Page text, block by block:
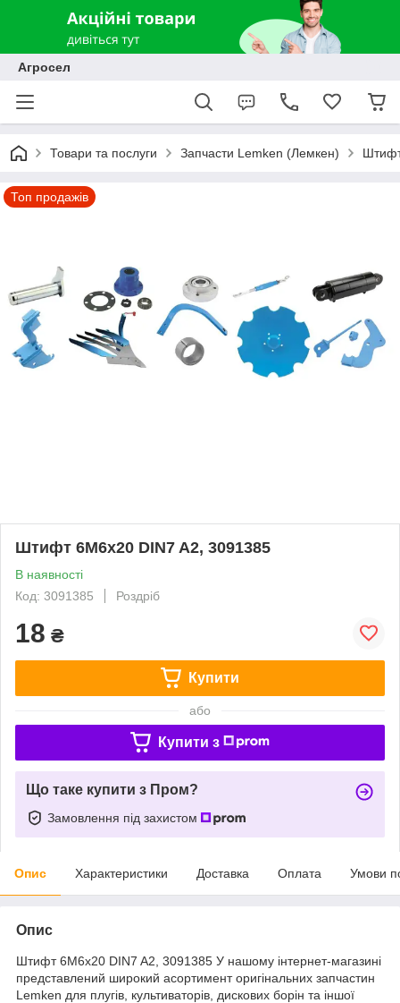
Агросел
Товари та послуги Запчасти Lemken (Лемкен)
Топ продажів
Штифт 6M6x20 DIN7 A2, 3091385
В наявності
Код: 3091385
Роздріб
18 ₴
Купити
або
Купити з
Що таке купити з Пром?
Замовлення під захистом
Опис Характеристики Доставка Оплата Умови
Опис
Штифт 6M6x20 DIN7 A2, 3091385 У нашому інтернет-магазині
представлений широкий асортимент оригінальних запчастин
Lemken для плугів, культиваторів, дискових борін та іншої